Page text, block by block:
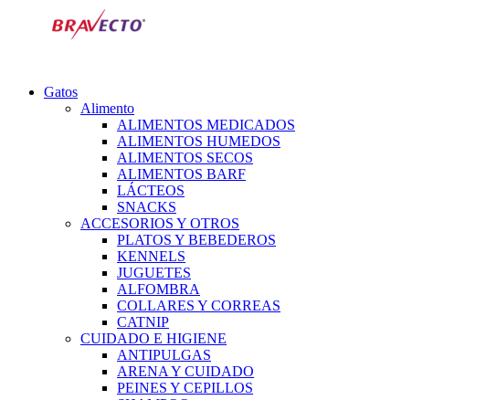
Gatos
Alimento
ALIMENTOS MEDICADOS
ALIMENTOS HUMEDOS
ALIMENTOS SECOS
ALIMENTOS BARF
LÁCTEOS
SNACKS
ACCESORIOS Y OTROS
PLATOS Y BEBEDEROS
KENNELS
JUGUETES
ALFOMBRA
COLLARES Y CORREAS
CATNIP
CUIDADO E HIGIENE
ANTIPULGAS
ARENA Y CUIDADO
PEINES Y CEPILLOS